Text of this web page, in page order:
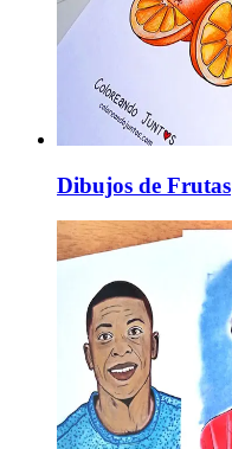
Dibujos de Frutas